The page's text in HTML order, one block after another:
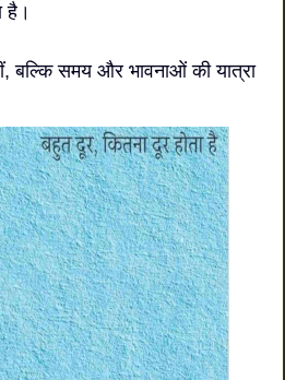
है।
बल्कि समय और भावनाओं की यात्रा